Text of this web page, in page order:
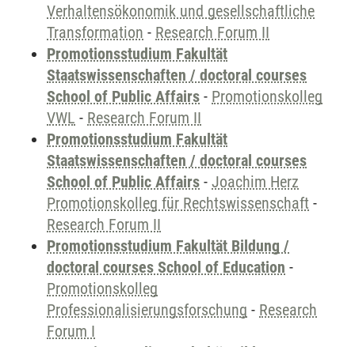
Verhaltensökonomik und gesellschaftliche
Transformation - Research Forum II
Promotionsstudium Fakultät
Staatswissenschaften / doctoral courses
School of Public Affairs - Promotionskolleg
VWL - Research Forum II
Promotionsstudium Fakultät
Staatswissenschaften / doctoral courses
School of Public Affairs - Joachim Herz
Promotionskolleg für Rechtswissenschaft -
Research Forum II
Promotionsstudium Fakultät Bildung /
doctoral courses School of Education -
Promotionskolleg
Professionalisierungsforschung - Research
Forum I